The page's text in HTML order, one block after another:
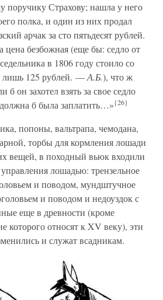
поручику Страхову; нашла у него
полка, и один из них продал
арчак за сто пятьдесят рублей.
цена безбожная (еще бы: седло от
в 1806 году стоило со
лишь 125 рублей. —А.Б.), что ж
б он захотел взять за свое седло
б была заплатить…»{26}
попоны, вальтрапа, чемодана,
торбы для кормления лошади
вещей, в походный вьюк входили
лошадью: трензельное
и поводом, мундштучное
и поводом и недоуздок с
еще в древности (кроме
которого относят к XV веку), эти
и служат всадникам.